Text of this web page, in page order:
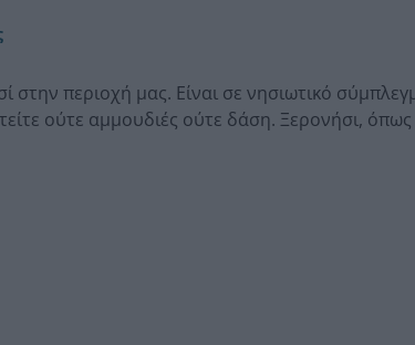
στην περιοχή μας. Είναι σε νησιωτικό
ούτε αμμουδιές ούτε δάση. Ξερονήσι,